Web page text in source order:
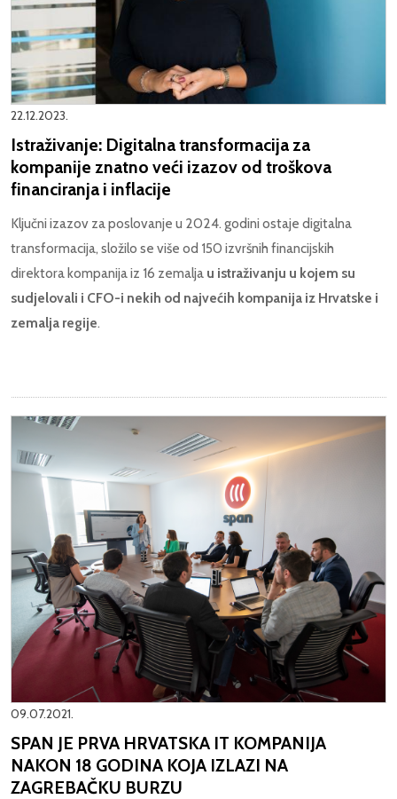
22.12.2023.
Istraživanje: Digitalna transformacija za
kompanije znatno veći izazov od troškova
financiranja i inflacije
Ključni izazov za poslovanje u 2024. godini ostaje digitalna
transformacija, složilo se više od 150 izvršnih financijskih
direktora kompanija iz 16 zemalja u istraživanju u kojem su
sudjelovali i CFO-i nekih od najvećih kompanija iz Hrvatske i
zemalja regije.
09.07.2021.
SPAN JE PRVA HRVATSKA IT KOMPANIJA
NAKON 18 GODINA KOJA IZLAZI NA
ZAGREBAČKU BURZU